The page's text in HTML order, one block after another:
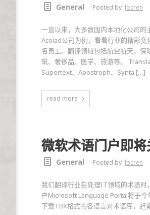
General Posted by locren
一直以来，大多数国内本地化公司
Acolad公司为例，看看行业的精彩
名员工。翻译领域包括航空航天、
筑、奢侈品、医学、旅游等。
Supertext、Apostroph、Synta […]
read more
微软术语门户即将
General Posted by locren
我们翻译行业在处理IT领域的术语
户Microsoft Language Portal将于今
下载TBX格式的各语言对术语库，赶